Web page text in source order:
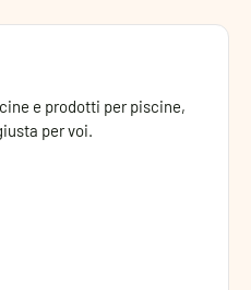
e prodotti per piscine,
per voi.